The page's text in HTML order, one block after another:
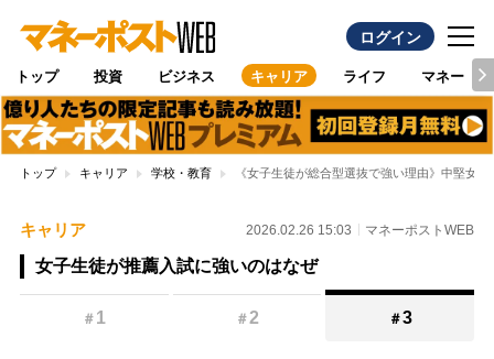
ログイン
トップ 投資 ビジネス キャリア ライフ マネー
トップ キャリア 学校・教育 《女子生徒が総合型選抜で強い理由》中堅女
キャリア 2026.02.26 15:03 マネーポストWEB
女子生徒が推薦入試に強いのはなぜ
＃ 1 ＃2 ＃3